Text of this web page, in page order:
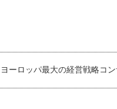
ヨーロッパ最大の経営戦略コ